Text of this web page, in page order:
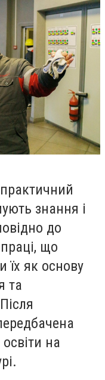
знання і
до
що
їх як основу
та
на